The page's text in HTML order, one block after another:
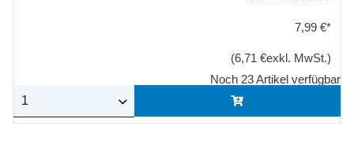
7,99 €*
(6,71 €exkl. MwSt.)
Noch 23 Artikel verfügbar